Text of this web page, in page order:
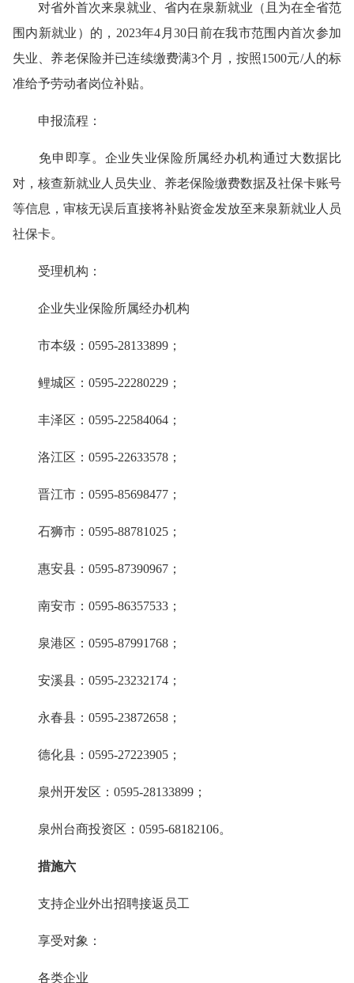
对省外首次来泉就业、省内在泉新就业（且为在全省范
围内新就业）的，2023年4月30日前在我市范围内首次参加
失业、养老保险并已连续缴费满3个月，按照1500元/人的标
准给予劳动者岗位补贴。
申报流程：
免申即享。企业失业保险所属经办机构通过大数据比
对，核查新就业人员失业、养老保险缴费数据及社保卡账号
等信息，审核无误后直接将补贴资金发放至来泉新就业人员
社保卡。
受理机构：
企业失业保险所属经办机构
市本级：0595-28133899；
鲤城区：0595-22280229；
丰泽区：0595-22584064；
洛江区：0595-22633578；
晋江市：0595-85698477；
石狮市：0595-88781025；
惠安县：0595-87390967；
南安市：0595-86357533；
泉港区：0595-87991768；
安溪县：0595-23232174；
永春县：0595-23872658；
德化县：0595-27223905；
泉州开发区：0595-28133899；
泉州台商投资区：0595-68182106。
措施六
支持企业外出招聘接返员工
享受对象：
各类企业